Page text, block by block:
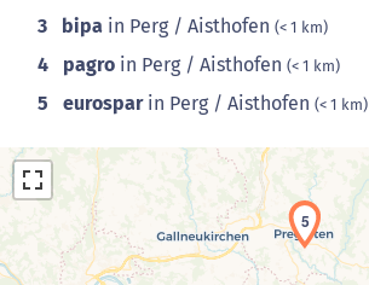
3 bipa in Perg / Aisthofen (< 1 km)
4 pagro in Perg / Aisthofen (< 1 km)
5 eurosparin Perg / Aisthofen (< 1 km)
5